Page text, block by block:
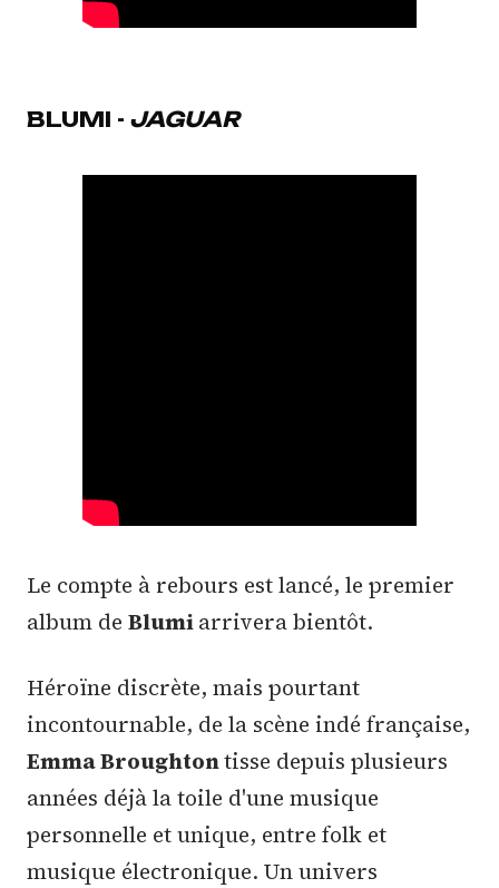
BLUMI - JAGUAR
Le compte à rebours est lancé, le premier
album de Blumiarrivera bientôt.
Héroïne discrète, mais pourtant
incontournable, de la scène indé française,
Emma Broughtontisse depuis plusieurs
années déjà la toile d'une musique
personnelle et unique, entre folk et
musique électronique. Un univers